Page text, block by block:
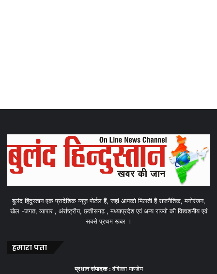
बुलंद हिंदुस्तान एक प्रादेशिक न्यूज़ पोर्टल हैं, जहां आपको मिलती हैं राजनैतिक, मनोरंजन,
खेल -जगत, व्यापार , अंर्राष्ट्रीय, छत्तीसगढ़ , मध्याप्रदेश एवं अन्य राज्यो की विश्वशनीय एवं
सबसे प्रथम खबर ।
हमारा पता
प्रधान संपादक :वंशिका पाण्डेय